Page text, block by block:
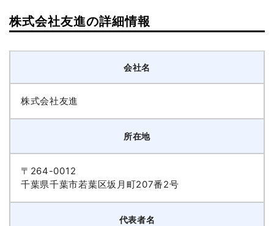
株式会社友進の詳細情報
会社名
株式会社友進
所在地
〒264-0012
千葉県千葉市若葉区坂月町207番2号
代表者名